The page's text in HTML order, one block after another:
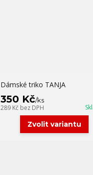
Dámské triko TANJA
350 Kč/ks
289 Kč bez DPH
Zvolit variantu